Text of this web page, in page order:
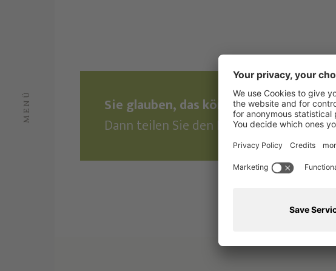
MENÜ
Sie glauben, das könnte Ihren
Dann teilen Sie den Beitrag und lassen